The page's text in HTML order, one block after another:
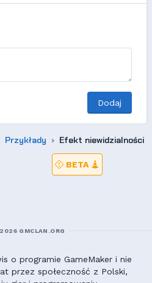
Dodaj
Przykłady Efekt niewidzialności
BETA
GMCLAN.ORG
o programie GameMaker i nie
przez społeczność z Polski,